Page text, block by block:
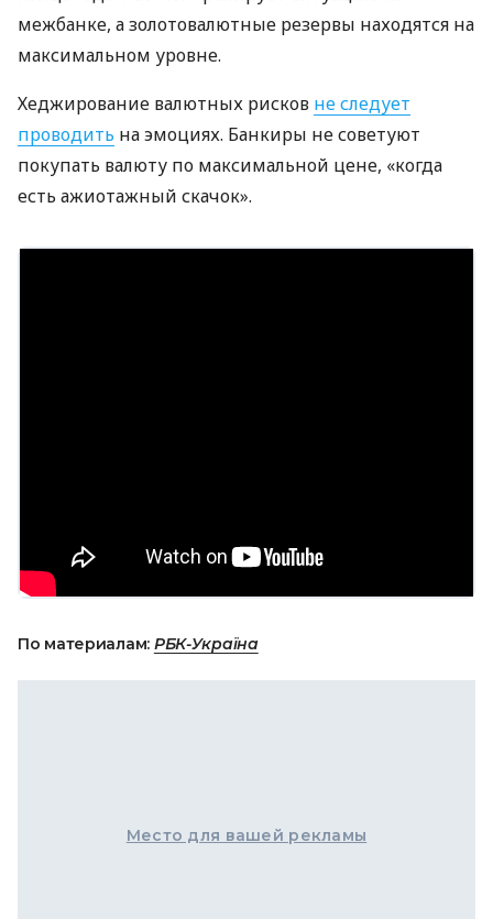
межбанке, а золотовалютные резервы находятся на
максимальном уровне.
Хеджирование валютных рисков не следует
проводить на эмоциях. Банкиры не советуют
покупать валюту по максимальной цене, «когда
есть ажиотажный скачок».
По материалам: РБК-Україна
Место для вашей рекламы